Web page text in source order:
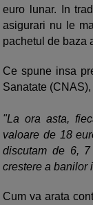
euro lunar. In
asigurari nu le
pachetul de baza
Ce spune insa
Sanatate
"La ora asta,
valoare de 18
discutam de 6,
crestere a banilor
Cum va arata